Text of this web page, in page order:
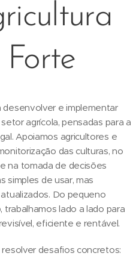
e implementar
agrícola, pensadas para a
Apoiamos agricultores e
das culturas, no
na tomada de decisões
simples de usar, mas
Do pequeno
lado a lado para
eficiente e rentável.
desafios concretos: